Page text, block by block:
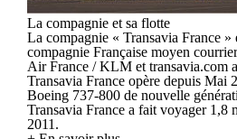
La compagnie et sa flotte
La compagnie « Transavia France »
compagnie Française moyen
Air France / KLM et transavia.com
Transavia France opère depuis Mai
Boeing 737-800 de nouvelle
Transavia France a fait voyager 1,8
2011.